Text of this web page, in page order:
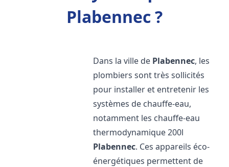
Plabennec ?
Dans la ville de Plabennec, les
plombiers sont très sollicités
pour installer et entretenir les
systèmes de chauffe-eau,
notamment les chauffe-eau
thermodynamique 200l
Plabennec. Ces appareils éco-
énergétiques permettent de